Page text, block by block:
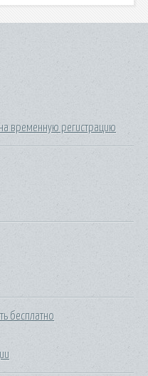
временную регистрацию
бесплатно